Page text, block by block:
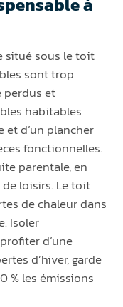
situé sous le toit
sont trop
perdus et
habitables
et d’un plancher
fonctionnelles.
parentale, en
loisirs. Le toit
de chaleur dans
Isoler
d’une
d’hiver, garde
% les émissions